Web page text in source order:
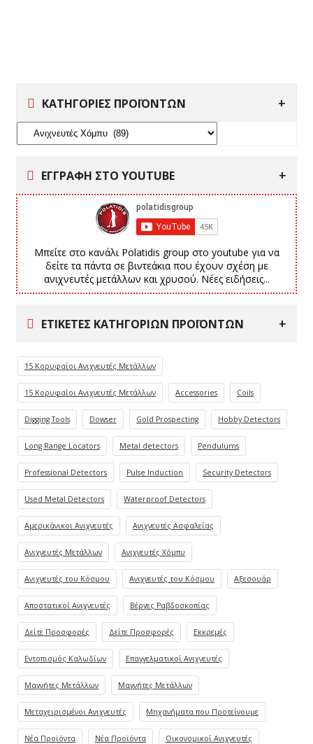
ΚΑΤΗΓΟΡΙΕΣ ΠΡΟΪΟΝΤΩΝ
ΕΓΓΡΑΦΗ ΣΤΟ YOUTUBE
Μπείτε στο κανάλι Polatidis group στο youtube για να
δείτε τα πάντα σε βιντεάκια που έχουν σχέση με
ανιχνευτές μετάλλων και χρυσού. Νέες ειδήσεις...
ΕΤΙΚΈΤΕΣ ΚΑΤΗΓΟΡΙΏΝ ΠΡΟΪΌΝΤΩΝ
15 Κορυφαίοι Ανιχνευτές Μετάλλων
15 Κορυφαίοι Ανιχνευτές Μετάλλων Accessories Coils
Digging Tools Dowser Gold Prospecting Hobby Detectors
Long Range Locators Metal detectors Pendulums
Professional Detectors Pulse Induction Security Detectors
Used Metal Detectors Waterproof Detectors
Αμερικάνικοι Ανιχνευτές Ανιχνευτές Ασφαλείας
Ανιχνευτές Μετάλλων Ανιχνευτές Χόμπυ
Ανιχνευτές του Κόσμου Ανιχνευτές του Κόσμου Αξεσουάρ
Αποστατικοί Ανιχνευτές Βέργες Ραβδοσκοπίας
Δείτε Προσφορές Δείτε Προσφορές Εκκρεμές
Εντοπισμός Καλωδίων Επαγγελματικοί Ανιχνευτές
Μαγνήτες Μετάλλων Μαγνήτες Μετάλλων
Μεταχειρισμένοι Ανιχνευτές Μηχανήματα που Προτείνουμε
Νέα Προϊόντα Νέα Προϊόντα Οικονομικοί Ανιχνευτές